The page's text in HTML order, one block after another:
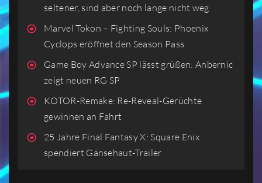
seltener, sind aber noch lange nicht weg
Marvel Tokon – Fighting Souls: Phoenix
Cyclops eröffnet den Season Pass
Game Boy Advance SP lässt grüßen: Anbernic
zeigt neuen RG SP
KOTOR-Remake: Re-Reveal-Gerüchte
gewinnen an Fahrt
25 Jahre Final Fantasy X: Square Enix
spendiert Gänsehaut-Trailer